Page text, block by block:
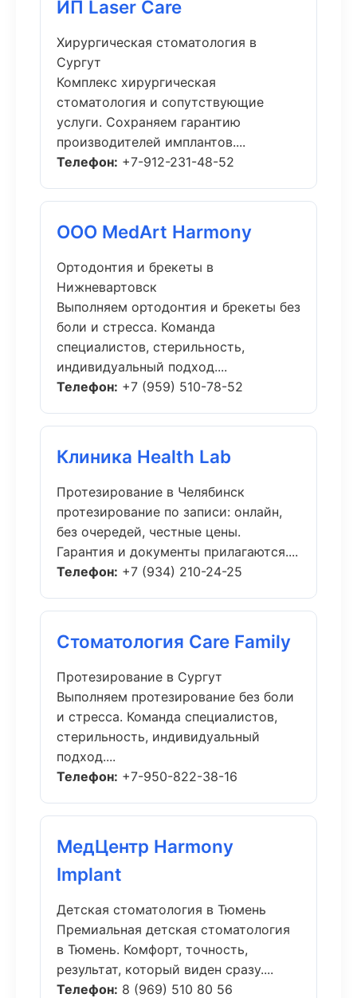
ИП Laser Care
Хирургическая стоматология в
Сургут
Комплекс хирургическая
стоматология и сопутствующие
услуги. Сохраняем гарантию
производителей имплантов....
Телефон: +7-912-231-48-52
ООО MedArt Harmony
Ортодонтия и брекеты в
Нижневартовск
Выполняем ортодонтия и брекеты без
боли и стресса. Команда
специалистов, стерильность,
индивидуальный подход....
Телефон: +7 (959) 510-78-52
Клиника Health Lab
Протезирование в Челябинск
протезирование по записи: онлайн,
без очередей, честные цены.
Гарантия и документы прилагаются....
Телефон: +7 (934) 210-24-25
Стоматология Care Family
Протезирование в Сургут
Выполняем протезирование без боли
и стресса. Команда специалистов,
стерильность, индивидуальный
подход....
Телефон: +7-950-822-38-16
МедЦентр Harmony
Implant
Детская стоматология в Тюмень
Премиальная детская стоматология
в Тюмень. Комфорт, точность,
результат, который виден сразу....
Телефон: 8 (969) 510 80 56